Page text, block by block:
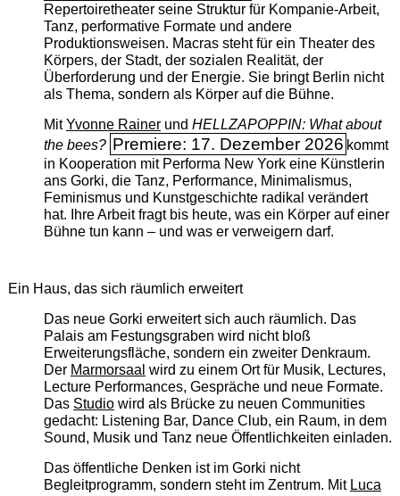
Repertoiretheater seine Struktur für Kompanie-Arbeit,
Tanz, performative Formate und andere
Produktionsweisen. Macras steht für ein Theater des
Körpers, der Stadt, der sozialen Realität, der
Überforderung und der Energie. Sie bringt Berlin nicht
als Thema, sondern als Körper auf die Bühne.
MitYvonne Rainerund HELLZAPOPPIN: What about
the bees? Premiere: 17. Dezember 2026 kommt
in Kooperation mit Performa New York eine Künstlerin
ans Gorki, die Tanz, Performance, Minimalismus,
Feminismus und Kunstgeschichte radikal verändert
hat. Ihre Arbeit fragt bis heute, was ein Körper auf einer
Bühne tun kann – und was er verweigern darf.
Ein Haus, das sich räumlich erweitert
Das neue Gorki erweitert sich auch räumlich. Das
Palais am Festungsgraben wird nicht bloß
Erweiterungsfläche, sondern ein zweiter Denkraum.
Der Marmorsaal wird zu einem Ort für Musik, Lectures,
Lecture Performances, Gespräche und neue Formate.
Das Studiowird als Brücke zu neuen Communities
gedacht: Listening Bar, Dance Club, ein Raum, in dem
Sound, Musik und Tanz neue Öffentlichkeiten einladen.
Das öffentliche Denken ist im Gorki nicht
Begleitprogramm, sondern steht im Zentrum. Mit Luca